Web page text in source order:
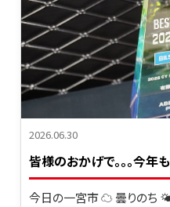
2026.06.30
皆様のおかげで。。。今年
今日の一宮市 ☁ 曇りのち